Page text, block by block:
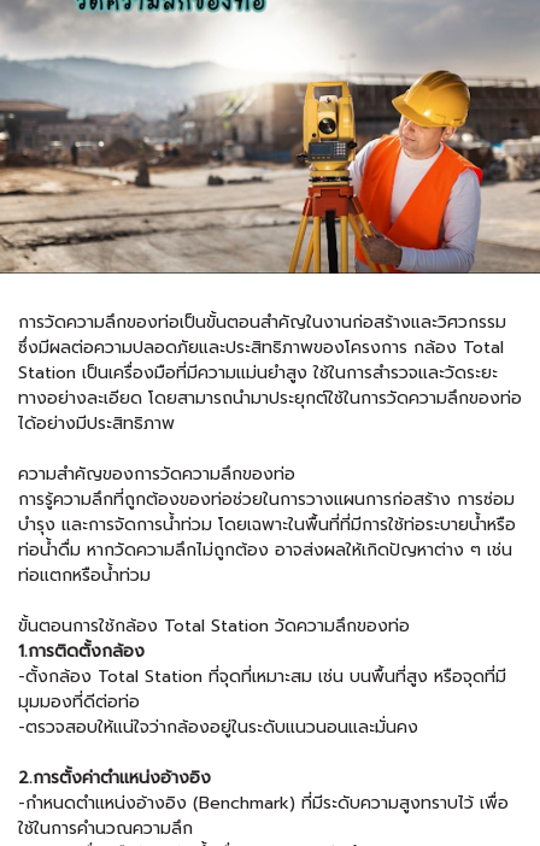
การวัดความลึกของท่อเป็นขั้นตอนสำคัญในงานก่อสร้างและวิศวกรรม
ซึ่งมีผลต่อความปลอดภัยและประสิทธิภาพของโครงการ กล้อง Total
Station เป็นเครื่องมือที่มีความแม่นยำสูง ใช้ในการสำรวจและวัดระยะ
ทางอย่างละเอียด โดยสามารถนำมาประยุกต์ใช้ในการวัดความลึกของท่อ
ได้อย่างมีประสิทธิภาพ
ความสำคัญของการวัดความลึกของท่อ
การรู้ความลึกที่ถูกต้องของท่อช่วยในการวางแผนการก่อสร้าง การซ่อม
บำรุง และการจัดการน้ำท่วม โดยเฉพาะในพื้นที่ที่มีการใช้ท่อระบายน้ำหรือ
ท่อน้ำดื่ม หากวัดความลึกไม่ถูกต้อง อาจส่งผลให้เกิดปัญหาต่าง ๆ เช่น
ท่อแตกหรือน้ำท่วม
ขั้นตอนการใช้กล้อง Total Station วัดความลึกของท่อ
1.การติดตั้งกล้อง
-ตั้งกล้อง Total Station ที่จุดที่เหมาะสม เช่น บนพื้นที่สูง หรือจุดที่มี
มุมมองที่ดีต่อท่อ
-ตรวจสอบให้แน่ใจว่ากล้องอยู่ในระดับแนวนอนและมั่นคง
2.การตั้งค่าตำแหน่งอ้างอิง
-กำหนดตำแหน่งอ้างอิง (Benchmark) ที่มีระดับความสูงทราบไว้ เพื่อ
ใช้ในการคำนวณความลึก